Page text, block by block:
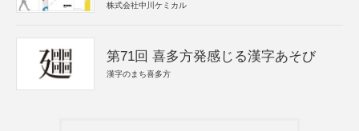
株式会社中川ケミカル
第71回 喜多方発感じる漢字あそび
漢字のまち喜多方